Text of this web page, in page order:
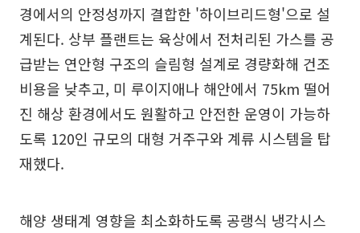
경에서의 안정성까지 결합한 '하이브리드형'으로 설
계된다. 상부 플랜트는 육상에서 전처리된 가스를 공
급받는 연안형 구조의 슬림형 설계로 경량화해 건조
비용을 낮추고, 미 루이지애나 해안에서 75km 떨어
진 해상 환경에서도 원활하고 안전한 운영이 가능하
도록 120인 규모의 대형 거주구와 계류 시스템을 탑
재했다.
해양 생태계 영향을 최소화하도록 공랭식 냉각시스